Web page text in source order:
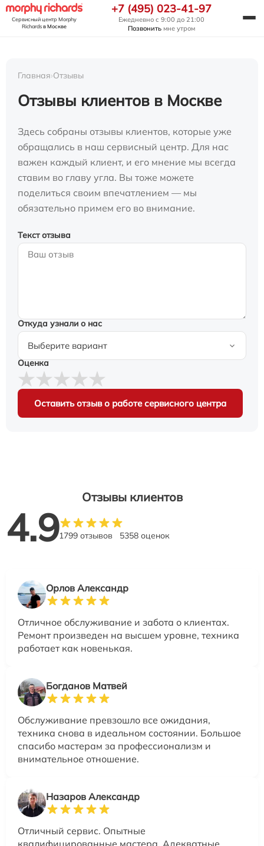
Сервисный центр Morphy
Richardsв Москве
+7 (495) 023-41-97
Ежедневно с 9:00 до 21:00
Позвонить мне утром
Главная›Отзывы
Отзывы клиентов в Москве
Здесь собраны отзывы клиентов, которые уже
обращались в наш сервисный центр. Для нас
важен каждый клиент, и его мнение мы всегда
ставим во главу угла. Вы тоже можете
поделиться своим впечатлением — мы
обязательно примем его во внимание.
Текст отзыва
Откуда узнали о нас
Оценка
Оставить отзыв о работе сервисного центра
Отзывы клиентов
4.91799 отзывов 5358 оценок
Орлов Александр
Отличное обслуживание и забота о клиентах.
Ремонт произведен на высшем уровне, техника
работает как новенькая.
Богданов Матвей
Обслуживание превзошло все ожидания,
техника снова в идеальном состоянии. Большое
спасибо мастерам за профессионализм и
внимательное отношение.
Назаров Александр
Отличный сервис. Опытные
квалифицированные мастера. Адекватные